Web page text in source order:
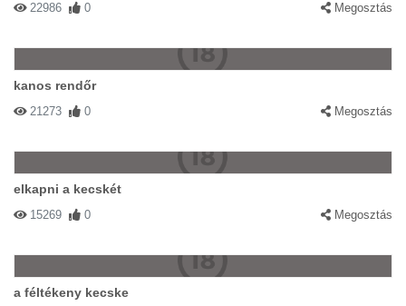
22986 0 Megosztás
kanos rendőr
21273 0 Megosztás
elkapni a kecskét
15269 0 Megosztás
a féltékeny kecske